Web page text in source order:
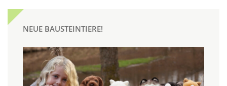
NEUE BAUSTEINTIERE!